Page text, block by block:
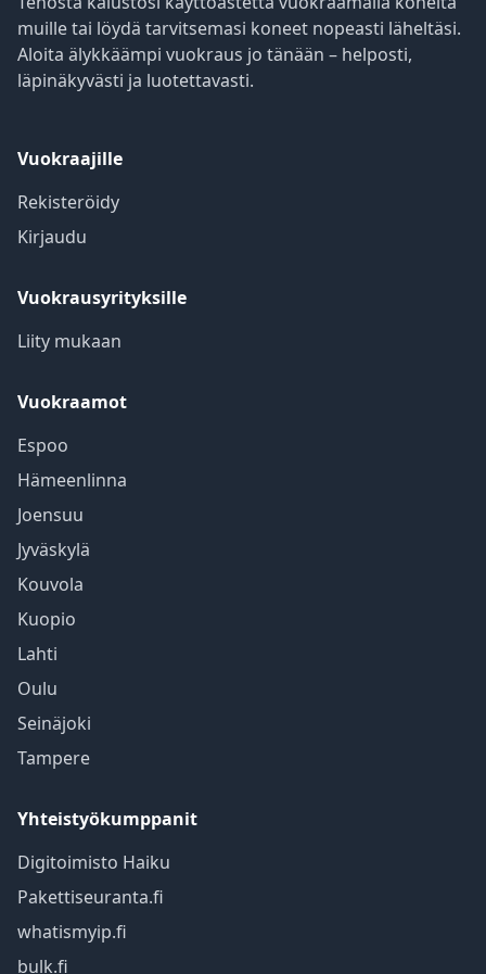
muille tai löydä tarvitsemasi koneet nopeasti läheltäsi.
Aloita älykkäämpi vuokraus jo tänään – helposti,
läpinäkyvästi ja luotettavasti.
Vuokraajille
Rekisteröidy
Kirjaudu
Vuokrausyrityksille
Liity mukaan
Vuokraamot
Espoo
Hämeenlinna
Joensuu
Jyväskylä
Kouvola
Kuopio
Lahti
Oulu
Seinäjoki
Tampere
Yhteistyökumppanit
Digitoimisto Haiku
Pakettiseuranta.fi
whatismyip.fi
bulk.fi